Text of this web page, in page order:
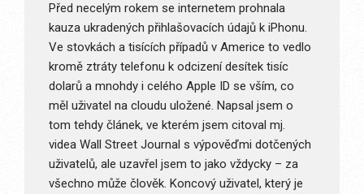
Před necelým rokem se internetem prohnala
kauza ukradených přihlašovacích údajů k iPhonu.
Ve stovkách a tisících případů v Americe to vedlo
kromě ztráty telefonu k odcizení desítek tisíc
dolarů a mnohdy i celého Apple ID se vším, co
měl uživatel na cloudu uložené. Napsal jsem o
tom tehdy článek, ve kterém jsem citoval mj.
videa Wall Street Journal s výpověďmi dotčených
uživatelů, ale uzavřel jsem to jako vždycky – za
všechno může člověk. Koncový uživatel, který je